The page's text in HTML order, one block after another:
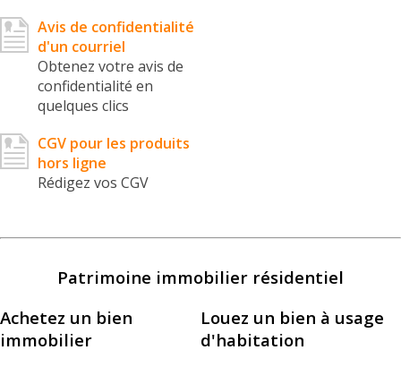
Avis de confidentialité
d'un courriel
Obtenez votre avis de
confidentialité en
quelques clics
CGV pour les produits
hors ligne
Rédigez vos CGV
Patrimoine immobilier résidentiel
Achetez un bien
immobilier
Louez un bien à usage
d'habitation